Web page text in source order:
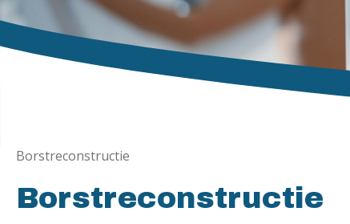
Borstreconstructie
Borstreconstructie